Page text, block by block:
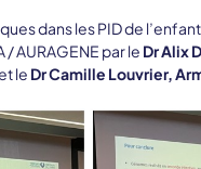
dans les PID de
/ AURAGENE par le Dr Alix
le Dr Camille Louvrier,